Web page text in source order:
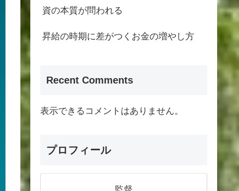
資の本質が問われる
昇給の時期に差がつくお金の増やし方
Recent Comments
表示できるコメントはありません。
プロフィール